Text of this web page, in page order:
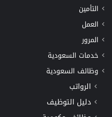
التأمين
العمل
المرور
خدمات السعودية
وظائف السعودية
الرواتب
دليل التوظيف